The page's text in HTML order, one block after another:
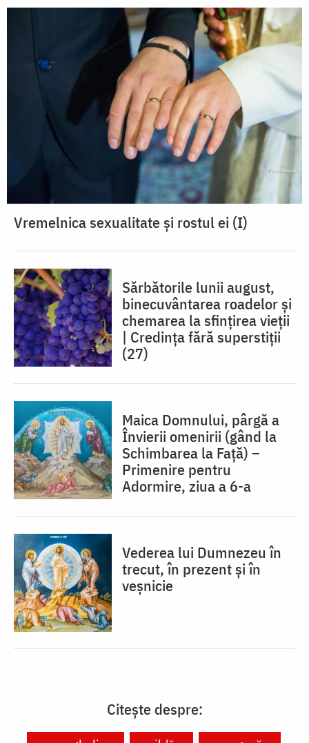
Vremelnica sexualitate și rostul ei (I)
Sărbătorile lunii august,
binecuvântarea roadelor și
chemarea la sfințirea vieții
| Credința fără superstiții
(27)
Maica Domnului, pârgă a
Învierii omenirii (gând la
Schimbarea la Față) –
Primenire pentru
Adormire, ziua a 6-a
Vederea lui Dumnezeu în
trecut, în prezent și în
veșnicie
Citește despre: